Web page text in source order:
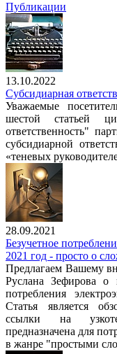
Публикации
13.10.2022
Субсидиарная
Уважаемые
шестой статьей
ответственность"
субсидиарной
«теневых
28.09.2021
Безучетное
2021 год - просто о
Предлагаем Вашему
Руслана Зефирова о
потребления
Статья является
ссылки на
предназначена для
в жанре "простыми